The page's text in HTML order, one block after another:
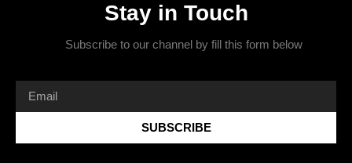
Stay in Touch
Subscribe to our channel by fill this form below
SUBSCRIBE